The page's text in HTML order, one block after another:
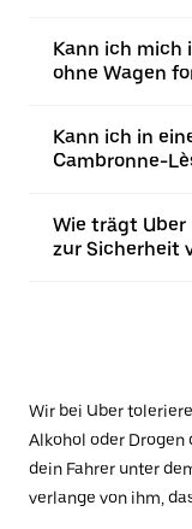
Kann ich mich
ohne Wagen
Kann ich in
Cambronne-
Wie trägt Uber
zur Sicherheit
Wir bei Uber
Alkohol oder Drogen
dein Fahrer unter
verlange von ihm,